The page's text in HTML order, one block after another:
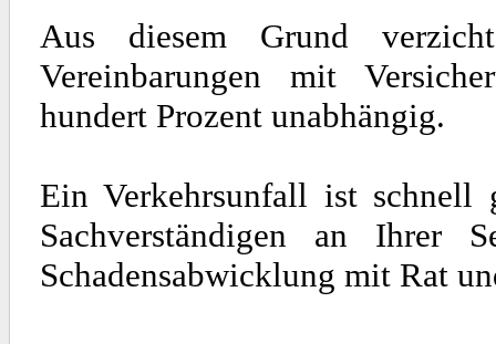
Aus diesem Grund
Vereinbarungen mit
hundert Prozent unabhängig.
Ein Verkehrsunfall ist schnell
Sachverständigen an Ihrer
Schadensabwicklung mit Rat